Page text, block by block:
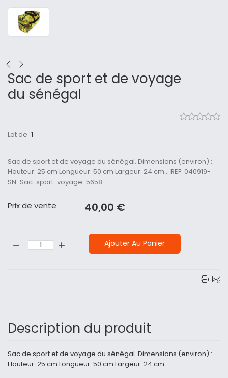
Sac de sport et de voyage
du sénégal
Lot de 1
Sac de sport et de voyage du sénégal. Dimensions (environ) :
Hauteur: 25 cm Longueur: 50 cm Largeur: 24 cm... REF: 040919-
SN-Sac-sport-voyage-5658
Prix ​​de vente 40,00 €
Ajouter Au Panier
Description du produit
Sac de sport et de voyage du sénégal. Dimensions (environ) :
Hauteur: 25 cm Longueur: 50 cm Largeur: 24 cm